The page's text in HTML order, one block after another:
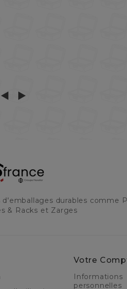
durables comme
& Racks et Zarges
Votre
Informations
personnelles